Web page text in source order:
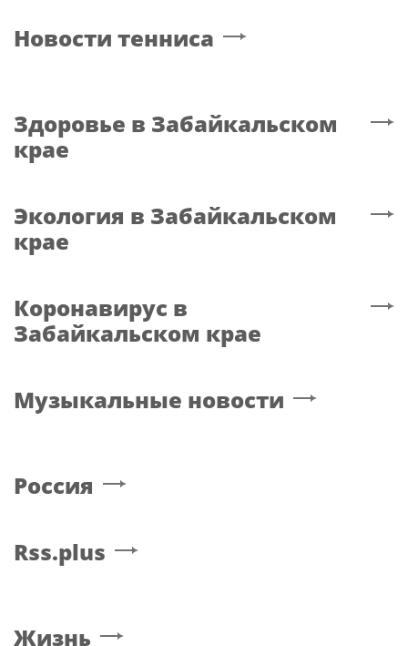
Новости тенниса
Здоровье в Забайкальском
крае
Экология в Забайкальском
крае
Коронавирус в
Забайкальском крае
Музыкальные новости
Россия
Rss.plus
Жизнь